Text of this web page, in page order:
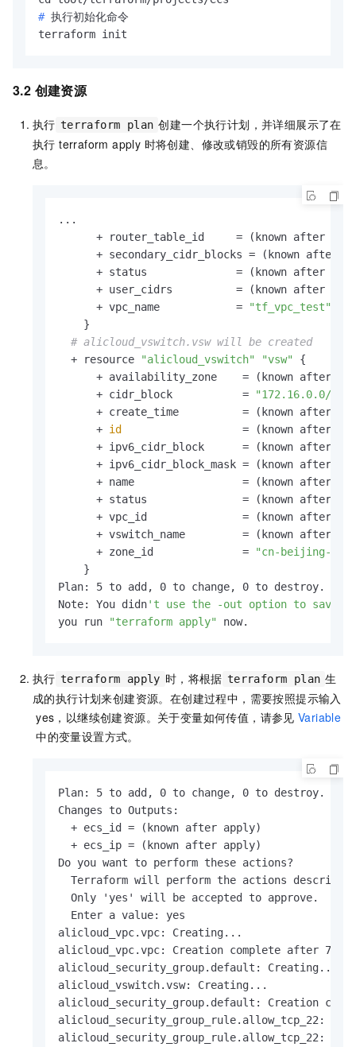
  vpc_id     = alicloud_vpc.vpc.id
  cidr_block =
  zone_id    =
resource
  vpc_id = alicloud_vpc.vpc.id
  nic_type          =
"intranet"
  policy            =
"accept"
  port_range        =
"22/22"
  priority          =
security_group_id =
  cidr_ip           =
# 创建ECS
resource
"alicloud_instance" "instance" {
  availability_zone          =
data
security_groups            =
instance_type              =
  system_disk_category       =
  image_id                   = var.image_id
  instance_name              = var.name
vswitch_id                 =
internet_max_bandwidth_out =
  tags                       = var.tags
output
  value = alicloud_instance.instance.id
output
"ecs_ip" {
# 执行初始化命令
3.2 创建资源
执行 terraform plan 创建一个执行计划，并详细展示了在
执行 terraform apply 时将创建、修改或销毁的所有资源信
息。
...
+ router_table_id     = (known after
+ secondary_cidr_blocks = (known after
+ status              = (known after
+ user_cidrs          = (known after
      + vpc_name            =
"tf_vpc_test"
    }
# alicloud_vswitch.vsw will be created
  + resource
"alicloud_vswitch" "vsw"
{
+ availability_zone    = (known after
      + cidr_block           =
"172.16.0.0/21"
+ create_time          = (known after
      +
id
= (known after
+ ipv6_cidr_block      = (known after
+ ipv6_cidr_block_mask = (known after
+ name                 = (known after
+ status               = (known after
+ vpc_id               = (known after
+ vswitch_name         = (known after
      + zone_id              =
"cn-beijing-a"
    }
Plan: 5 to add, 0 to change, 0 to destroy.
Note: You didn't use the -out option to save
you run
"terraform apply" now.
执行 terraform apply 时，将根据 terraform plan 生
成的执行计划来创建资源。在创建过程中，需要按照提示输入
yes ，以继续创建资源。关于变量如何传值，请参见 Variable
中的变量设置方式。
Plan: 5 to add, 0 to change, 0 to destroy.
Changes to Outputs:
  + ecs_id = (known after apply)
  + ecs_ip = (known after apply)
Do you want to perform these actions?
Terraform will perform the actions described
  Only 'yes' will be accepted to approve.
  Enter a value: yes
alicloud_vpc.vpc: Creating...
alicloud_vpc.vpc: Creation complete after 7s
alicloud_security_group.default: Creating...
alicloud_vswitch.vsw: Creating...
alicloud_security_group.default: Creation
alicloud_security_group_rule.allow_tcp_22:
alicloud_security_group_rule.allow_tcp_22: